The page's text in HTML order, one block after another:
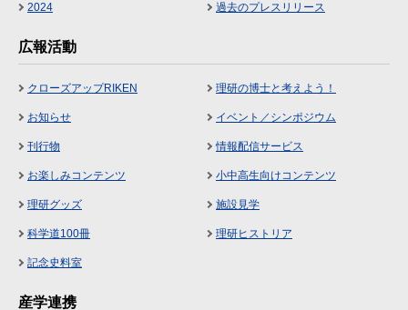
2024 過去のプレスリリース
広報活動
クローズアップRIKEN 理研の博士と考えよう！
お知らせ イベント／シンポジウム
刊行物 情報配信サービス
お楽しみコンテンツ 小中高生向けコンテンツ
理研グッズ 施設見学
科学道100冊 理研ヒストリア
記念史料室
産学連携